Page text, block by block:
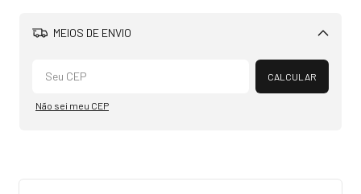
MEIOS DE ENVIO
Alterar CEP
CALCULAR
Não sei meu CEP